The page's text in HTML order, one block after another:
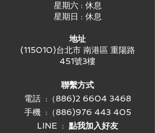
星期六 : 休息
星期日 : 休息
地址
(115010)台北市 南港區 重陽路
451號3樓
聯繫方式
電話 :（886)2 6604 3468
手機 : （886)976 443 405
LINE : 點我加入好友